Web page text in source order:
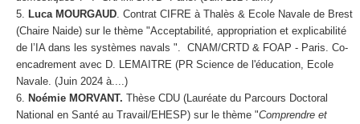
Luca MOURGAUD. Contrat CIFRE à Thalès & Ecole Navale de Brest
(Chaire Naide) sur le thème "Acceptabilité, appropriation et explicabilité
de l’IA dans les systèmes navals ". CNAM/CRTD & FOAP - Paris. Co-
encadrement avec D. LEMAITRE (PR Science de l'éducation, Ecole
Navale. (Juin 2024 à....)
Noémie MORVANT. Thèse CDU (Lauréate du Parcours Doctoral
National en Santé au Travail/EHESP) sur le thème "Comprendre et